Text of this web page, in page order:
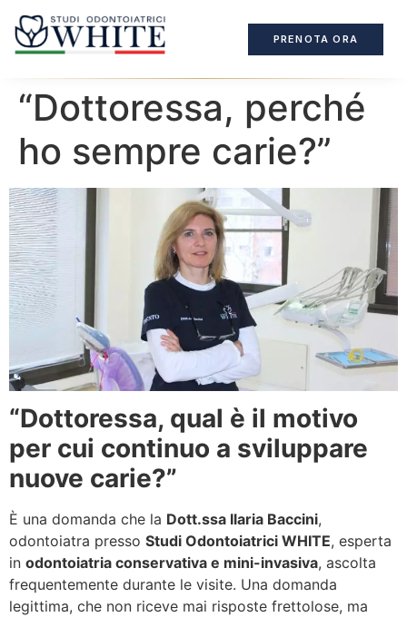
PRENOTA ORA
“Dottoressa, perché
ho sempre carie?”
“Dottoressa, qual è il motivo
per cui continuo a sviluppare
nuove carie?”
È una domanda che la Dott.ssa Ilaria Baccini,
odontoiatra presso Studi Odontoiatrici WHITE, esperta
in odontoiatria conservativa e mini-invasiva, ascolta
frequentemente durante le visite. Una domanda
legittima, che non riceve mai risposte frettolose, ma